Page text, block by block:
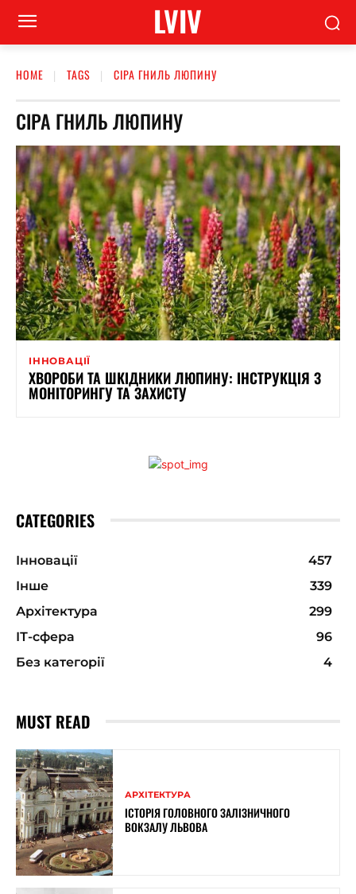
LVIV
HOME TAGS СІРА ГНИЛЬ ЛЮПИНУ
СІРА ГНИЛЬ ЛЮПИНУ
ІННОВАЦІЇ
ХВОРОБИ ТА ШКІДНИКИ ЛЮПИНУ: ІНСТРУКЦІЯ З
МОНІТОРИНГУ ТА ЗАХИСТУ
CATEGORIES
Інновації
457
Інше
339
Архітектура
299
ІТ-сфера
96
Без категорії
4
MUST READ
АРХІТЕКТУРА
ІСТОРІЯ ГОЛОВНОГО ЗАЛІЗНИЧНОГО
ВОКЗАЛУ ЛЬВОВА